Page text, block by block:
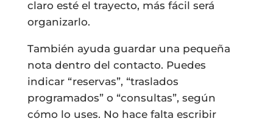
claro esté el trayecto, más fácil será
organizarlo.
También ayuda guardar una pequeña
nota dentro del contacto. Puedes
indicar “reservas”, “traslados
programados” o “consultas”, según
cómo lo uses. No hace falta escribir